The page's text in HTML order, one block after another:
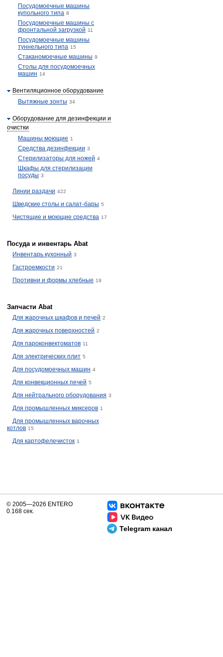
Посудомоечные машины
купольного типа 8
Посудомоечные машины с
фронтальной загрузкой 11
Посудомоечные машины
туннельного типа 15
Стаканомоечные машины 9
Столы для посудомоечных
машин 14
Вентиляционное оборудование
Вытяжные зонты 34
Оборудование для дезинфекции и
очистки
Машины моющие 1
Средства дезинфекции 3
Стерилизаторы для ножей 4
Шкафы для стерилизации
посуды 3
Линии раздачи 422
Шведские столы и салат-бары 5
Чистящие и моющие средства 17
Посуда и инвентарь Abat
Инвентарь кухонный 3
Гастроемкости 21
Противни и формы хлебные 19
Запчасти Abat
Для жарочных шкафов и печей 2
Для жарочных поверхностей 2
Для пароконвектоматов 11
Для электрических плит 5
Для посудомоечных машин 4
Для конвекционных печей 5
Для нейтрального оборудования 3
Для промышленных миксеров 1
Для промышленных варочных
котлов 15
Для картофелечисток 1
Telegram канал
© 2005—2026 ENTERO
0.168 сек.